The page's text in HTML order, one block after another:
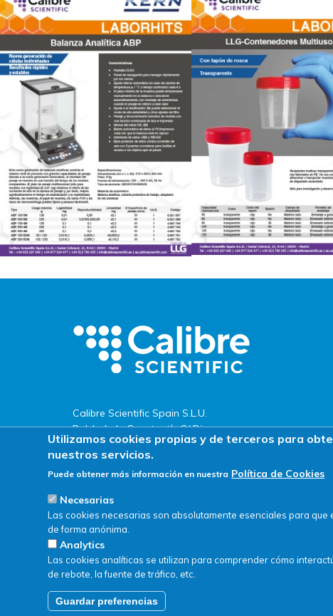
Calibre Scientific Spain S.L.U.
Pol. Ind. de Constantí · C/ Dinamarca,
s/n
43120 · Constantí (Tarragona)
Tel. +34 977 524 477
Utilizamos cookies propias y de terceros para
nuestros servicios.
Puede obtener más información en nuestra Política de Cookies
Necesarias
Las cookies necesarias son absolutamente esenciales para
de forma anónima.
Analytics
Las cookies analíticas se utilizan para comprender cómo
de rebote, la fuente de tráfico, etc.
Guardar preferencias